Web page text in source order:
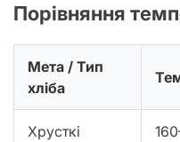
Порівняння
Мета / Тип
хліба
Хрусткі